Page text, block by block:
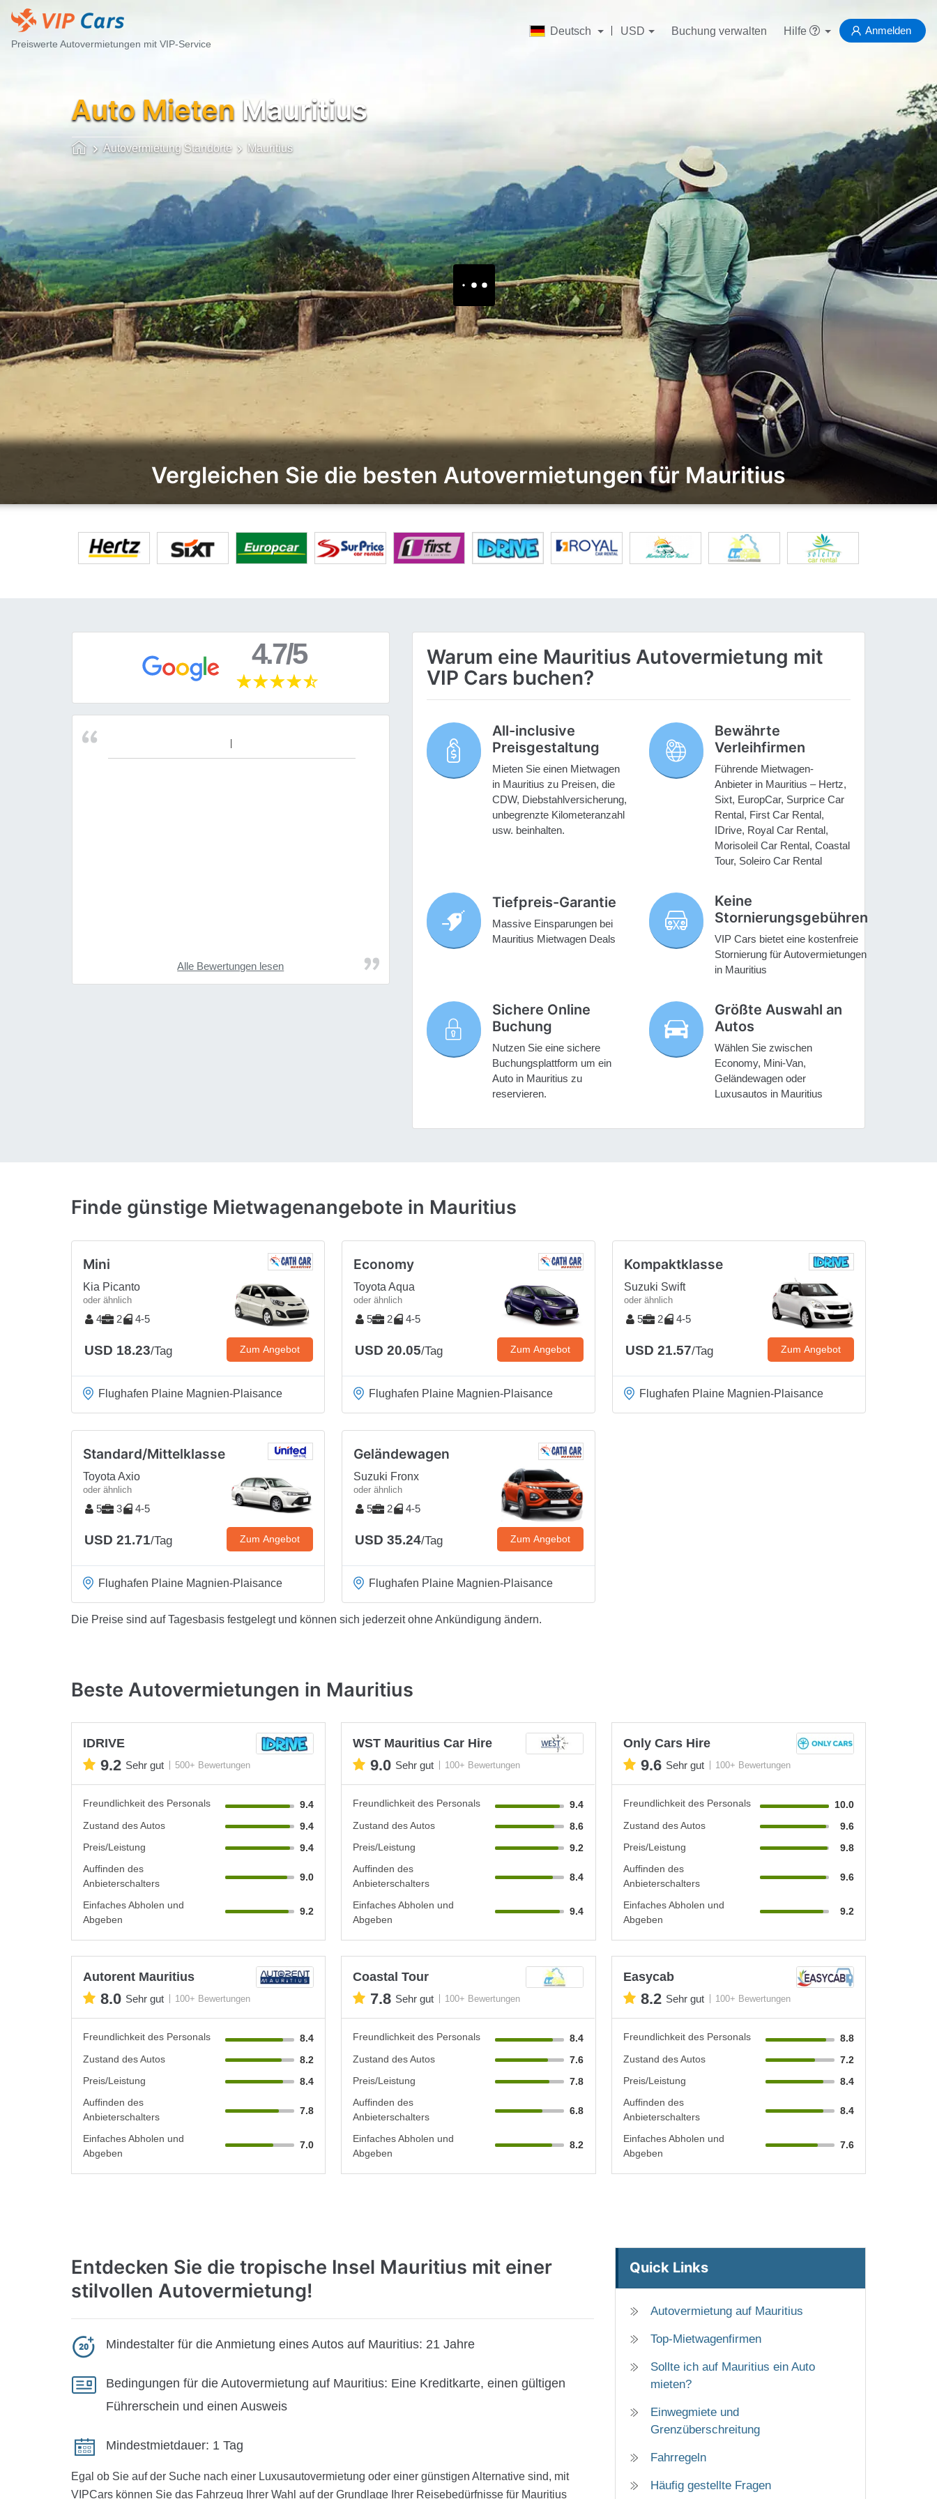
Preiswerte Autovermietungen mit VIP-Service
Deutsch USD Buchung verwalten Hilfe Anmelden
Auto Mieten Mauritius
Autovermietung Standorte Mauritius
Vergleichen Sie die besten Autovermietungen für Mauritius
4.7/5
Alle Bewertungen lesen
Warum eine Mauritius Autovermietung mit
VIP Cars buchen?
All-inclusive
Preisgestaltung
Mieten Sie einen Mietwagen
in Mauritius zu Preisen, die
CDW, Diebstahlversicherung,
unbegrenzte Kilometeranzahl
usw. beinhalten.
Bewährte
Verleihfirmen
Führende Mietwagen-
Anbieter in Mauritius – Hertz,
Sixt, EuropCar, Surprice Car
Rental, First Car Rental,
IDrive, Royal Car Rental,
Morisoleil Car Rental, Coastal
Tour, Soleiro Car Rental
Tiefpreis-Garantie
Massive Einsparungen bei
Mauritius Mietwagen Deals
Keine
Stornierungsgebühren
VIP Cars bietet eine kostenfreie
Stornierung für Autovermietungen
in Mauritius
Sichere Online
Buchung
Nutzen Sie eine sichere
Buchungsplattform um ein
Auto in Mauritius zu
reservieren.
Größte Auswahl an
Autos
Wählen Sie zwischen
Economy, Mini-Van,
Geländewagen oder
Luxusautos in Mauritius
Finde günstige Mietwagenangebote in Mauritius
Mini
Kia Picanto
oder ähnlich
4 2 4-5
USD 18.23/Tag Zum Angebot
Flughafen Plaine Magnien-Plaisance
Economy
Toyota Aqua
oder ähnlich
5 2 4-5
USD 20.05/Tag Zum Angebot
Flughafen Plaine Magnien-Plaisance
Kompaktklasse
Suzuki Swift
oder ähnlich
5 2 4-5
USD 21.57/Tag Zum Angebot
Flughafen Plaine Magnien-Plaisance
Standard/Mittelklasse
Toyota Axio
oder ähnlich
5 3 4-5
USD 21.71/Tag Zum Angebot
Flughafen Plaine Magnien-Plaisance
Geländewagen
Suzuki Fronx
oder ähnlich
5 2 4-5
USD 35.24/Tag Zum Angebot
Flughafen Plaine Magnien-Plaisance
Die Preise sind auf Tagesbasis festgelegt und können sich jederzeit ohne Ankündigung ändern.
Beste Autovermietungen in Mauritius
IDRIVE
9.2 Sehr gut 500+ Bewertungen
Freundlichkeit des Personals
9.4
Zustand des Autos
9.4
Preis/Leistung
9.4
Auffinden des
Anbieterschalters
9.0
Einfaches Abholen und
Abgeben
9.2
WST Mauritius Car Hire
9.0 Sehr gut 100+ Bewertungen
Freundlichkeit des Personals
9.4
Zustand des Autos
8.6
Preis/Leistung
9.2
Auffinden des
Anbieterschalters
8.4
Einfaches Abholen und
Abgeben
9.4
Only Cars Hire
9.6 Sehr gut 100+ Bewertungen
Freundlichkeit des Personals
10.0
Zustand des Autos
9.6
Preis/Leistung
9.8
Auffinden des
Anbieterschalters
9.6
Einfaches Abholen und
Abgeben
9.2
Autorent Mauritius
8.0 Sehr gut 100+ Bewertungen
Freundlichkeit des Personals
8.4
Zustand des Autos
8.2
Preis/Leistung
8.4
Auffinden des
Anbieterschalters
7.8
Einfaches Abholen und
Abgeben
7.0
Coastal Tour
7.8 Sehr gut 100+ Bewertungen
Freundlichkeit des Personals
8.4
Zustand des Autos
7.6
Preis/Leistung
7.8
Auffinden des
Anbieterschalters
6.8
Einfaches Abholen und
Abgeben
8.2
Easycab
8.2 Sehr gut 100+ Bewertungen
Freundlichkeit des Personals
8.8
Zustand des Autos
7.2
Preis/Leistung
8.4
Auffinden des
Anbieterschalters
8.4
Einfaches Abholen und
Abgeben
7.6
Quick Links
Autovermietung auf Mauritius
Top-Mietwagenfirmen
Sollte ich auf Mauritius ein Auto
mieten?
Einwegmiete und
Grenzüberschreitung
Fahrregeln
Häufig gestellte Fragen
Entdecken Sie die tropische Insel Mauritius mit einer
stilvollen Autovermietung!
Mindestalter für die Anmietung eines Autos auf Mauritius: 21 Jahre
Bedingungen für die Autovermietung auf Mauritius: Eine Kreditkarte, einen gültigen
Führerschein und einen Ausweis
Mindestmietdauer: 1 Tag
Egal ob Sie auf der Suche nach einer Luxusautovermietung oder einer günstigen Alternative sind, mit
VIPCars können Sie das Fahrzeug Ihrer Wahl auf der Grundlage Ihrer Reisebedürfnisse für Mauritius